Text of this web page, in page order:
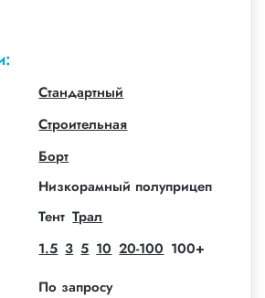
Стандартный
Строительная
Борт
Низкорамный полуприцеп
Тент Трал
1.5 3 5 10 20-100 100+
По запросу